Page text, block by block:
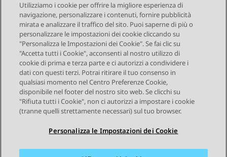
Send Feedback
Navigazione argomento
Argomento precedente Argomento successivo
STAY CONNECTED
Utilizziamo i cookie per offrire la migliore esperienza di
navigazione, personalizzare i contenuti, fornire pubblicità
mirata e analizzare il traffico del sito. Puoi saperne di più o
personalizzare le impostazioni dei cookie cliccando su
"Personalizza le Impostazioni dei Cookie". Se fai clic su
"Accetta tutti i Cookie", acconsenti al nostro utilizzo di
cookie di prima e terza parte e ci autorizzi a condividere i
dati con questi terzi. Potrai ritirare il tuo consenso in
qualsiasi momento nel Centro Preferenze Cookie,
disponibile nel footer del nostro sito web. Se clicchi su
"Rifiuta tutti i Cookie", non ci autorizzi a impostare i cookie
(tranne quelli strettamente necessari) sul tuo browser.
Personalizza le Impostazioni dei Cookie